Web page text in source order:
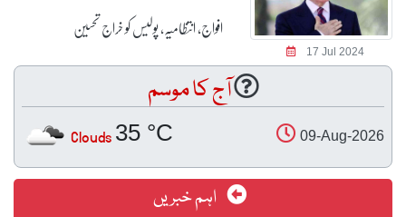
17 Jul 2024
افواج، انتظامیہ، پولیس کو خراج تحسین
آج کا موسم
09-Aug-2026
35 °C
Clouds
اہم خبریں